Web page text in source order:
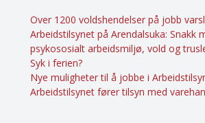
Over 1200 voldshendelser på jobb
Arbeidstilsynet på Arendalsuka: Snakk
psykososialt arbeidsmiljø, vold og
Syk i ferien?
Nye muligheter til å jobbe i
Arbeidstilsynet fører tilsyn med